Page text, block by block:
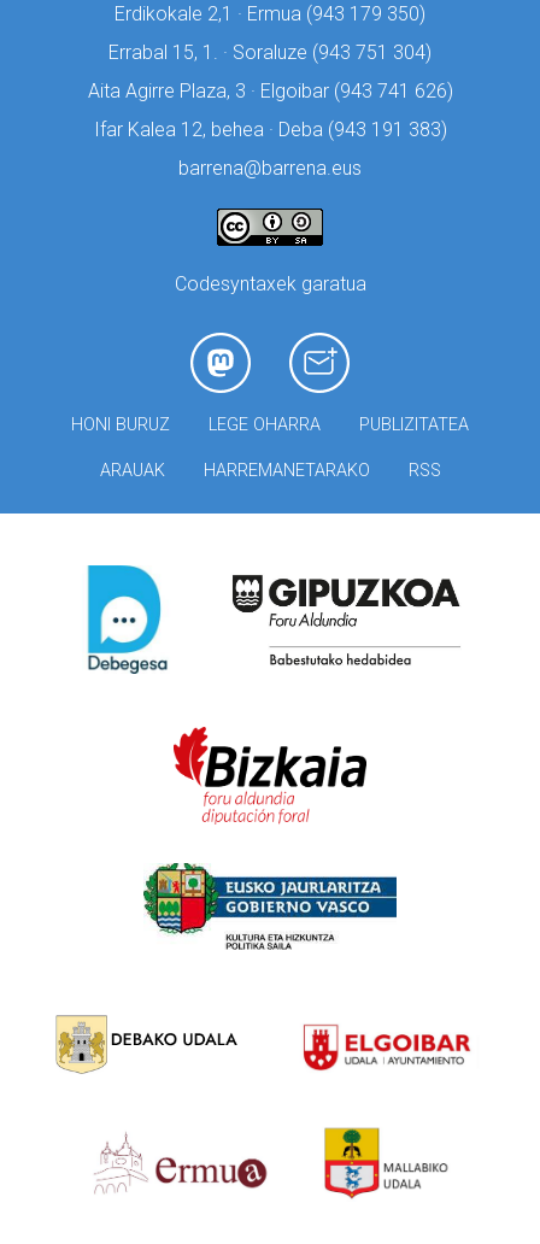
Erdikokale 2,1 · Ermua (943 179 350)
Errabal 15, 1. · Soraluze (943 751 304)
Aita Agirre Plaza, 3 · Elgoibar (943 741 626)
Ifar Kalea 12, behea · Deba (943 191 383)
barrena@barrena.eus
Codesyntaxek garatua
HONI BURUZ LEGE OHARRA PUBLIZITATEA
ARAUAK HARREMANETARAKO RSS